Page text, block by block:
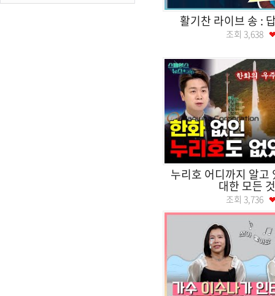
활기찬 라이브 송 :
조회 3,638
누리호 어디까지 알고
대한 모든
조회 3,736